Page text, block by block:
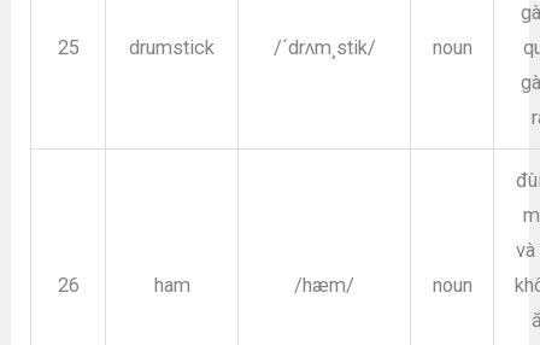
25 drumstick /´drʌm¸stik/ noun
26 ham /hæm/ noun